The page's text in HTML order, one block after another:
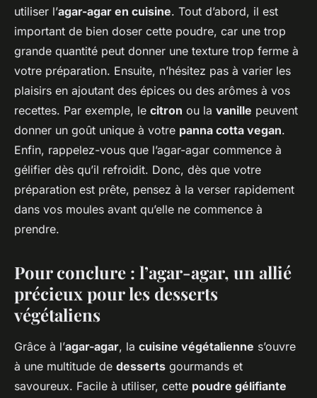
utiliser l’agar-agar en cuisine. Tout d’abord, il est
important de bien doser cette poudre, car une trop
grande quantité peut donner une texture trop ferme à
votre préparation. Ensuite, n’hésitez pas à varier les
plaisirs en ajoutant des épices ou des arômes à vos
recettes. Par exemple, le citron ou la vanille peuvent
donner un goût unique à votre panna cotta vegan.
Enfin, rappelez-vous que l’agar-agar commence à
gélifier dès qu’il refroidit. Donc, dès que votre
préparation est prête, pensez à la verser rapidement
dans vos moules avant qu’elle ne commence à
prendre.
Pour conclure : l’agar-agar, un allié
précieux pour les desserts
végétaliens
Grâce à l’agar-agar, la cuisine végétalienne s’ouvre
à une multitude de desserts gourmands et
savoureux. Facile à utiliser, cette poudre gélifiante